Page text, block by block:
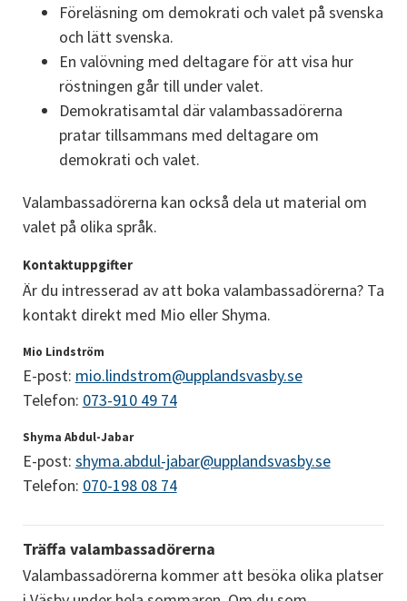
Föreläsning om demokrati och valet på svenska
och lätt svenska.
En valövning med deltagare för att visa hur
röstningen går till under valet.
Demokratisamtal där valambassadörerna
pratar tillsammans med deltagare om
demokrati och valet.
Valambassadörerna kan också dela ut material om
valet på olika språk.
Kontaktuppgifter
Är du intresserad av att boka valambassadörerna? Ta
kontakt direkt med Mio eller Shyma.
Mio Lindström
E-post: mio.lindstrom@upplandsvasby.se
Telefon: 073-910 49 74
Shyma Abdul-Jabar
E-post: shyma.abdul-jabar@upplandsvasby.se
Telefon: 070-198 08 74
Träffa valambassadörerna
Valambassadörerna kommer att besöka olika platser